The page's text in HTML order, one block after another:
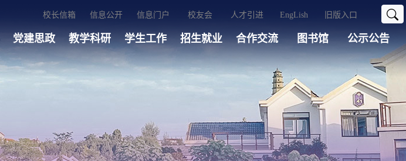
党建思政 教学科研 学生工作 招生就业 合作交流 图书馆 公示公告
校长信箱 信息公开 信息门户 校友会 人才引进 EngLish 旧版入口